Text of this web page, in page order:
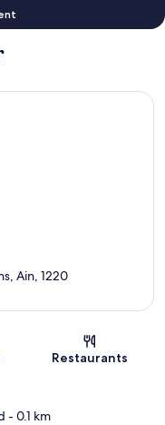
Ain, 1220
Restaurants
- 0.1 km